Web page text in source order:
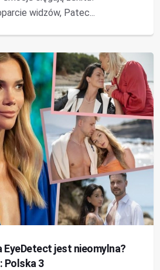
widzów, Patec...
EyeDetect jest nieomylna?
Polska 3